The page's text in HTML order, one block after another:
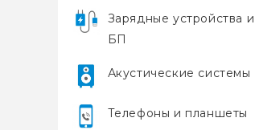
Зарядные устройства и
БП
Акустические системы
Телефоны и планшеты